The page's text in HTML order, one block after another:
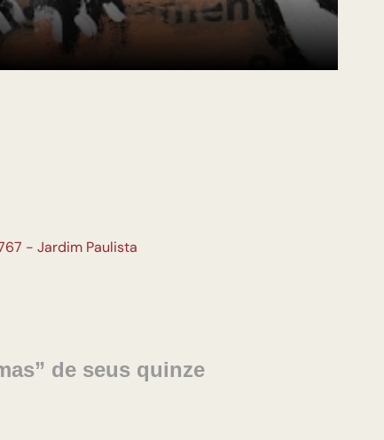
- Jardim Paulista
de seus quinze